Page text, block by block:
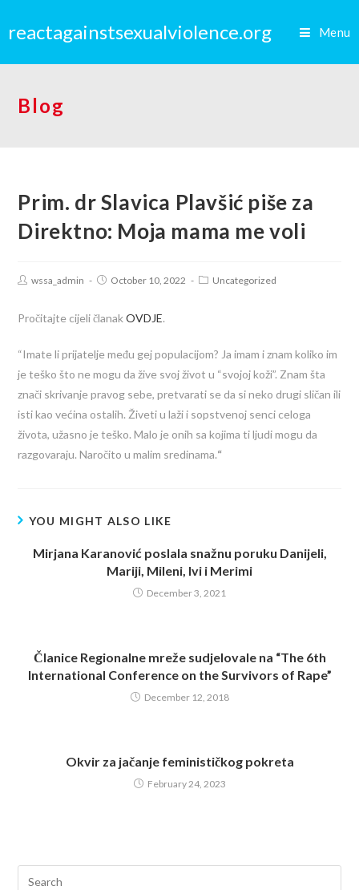
reactagainstsexualviolence.org Menu
Blog
Prim. dr Slavica Plavšić piše za
Direktno: Moja mama me voli
wssa_admin October 10, 2022 Uncategorized
Pročitajte cijeli članakOVDJE.
“Imate li prijatelje među gej populacijom? Ja imam i znam koliko im
je teško što ne mogu da žive svoj život u “svojoj koži”. Znam šta
znači skrivanje pravog sebe, pretvarati se da si neko drugi sličan ili
isti kao većina ostalih. Živeti u laži i sopstvenoj senci celoga
života, užasno je teško. Malo je onih sa kojima ti ljudi mogu da
razgovaraju. Naročito u malim sredinama.“
YOU MIGHT ALSO LIKE
Mirjana Karanović poslala snažnu poruku Danijeli,
Mariji, Mileni, Ivi i Merimi
December 3, 2021
Članice Regionalne mreže sudjelovale na “The 6th
International Conference on the Survivors of Rape”
December 12, 2018
Okvir za jačanje feminističkog pokreta
February 24, 2023